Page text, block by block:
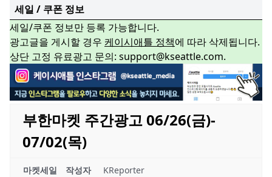
세일 / 쿠폰 정보
세일/쿠폰 정보만 등록 가능합니다.
광고글을 게시할 경우 케이시애틀 정책에 따라 삭제됩니다.
상단 고정 유료광고 문의: support@kseattle.com.
부한마켓 주간광고 06/26(금)-
07/02(목)
마켓세일 작성자 KReporter